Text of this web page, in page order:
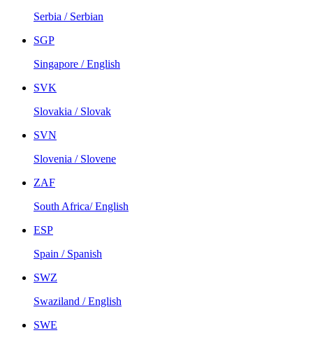
Serbia / Serbian
SGP
Singapore / English
SVK
Slovakia / Slovak
SVN
Slovenia / Slovene
ZAF
South Africa/ English
ESP
Spain / Spanish
SWZ
Swaziland / English
SWE